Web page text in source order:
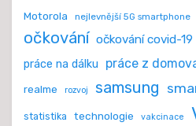
Motorola nejlevnější 5G smartphone
očkování očkování covid-19
práce na dálku práce z
realme rozvoj samsung
statistika technologie vakcinace